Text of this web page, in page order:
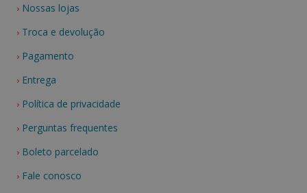
Nossas lojas
Troca e devolução
Pagamento
Entrega
Política de privacidade
Perguntas frequentes
Boleto parcelado
Fale conosco